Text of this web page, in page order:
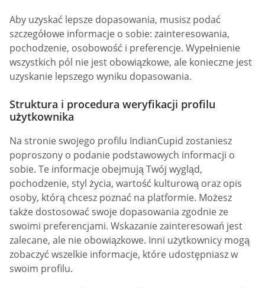
Aby uzyskać lepsze dopasowania, musisz podać
szczegółowe informacje o sobie: zainteresowania,
pochodzenie, osobowość i preferencje. Wypełnienie
wszystkich pól nie jest obowiązkowe, ale konieczne jest
uzyskanie lepszego wyniku dopasowania.
Struktura i procedura weryfikacji profilu
użytkownika
Na stronie swojego profilu IndianCupid zostaniesz
poproszony o podanie podstawowych informacji o
sobie. Te informacje obejmują Twój wygląd,
pochodzenie, styl życia, wartość kulturową oraz opis
osoby, którą chcesz poznać na platformie. Możesz
także dostosować swoje dopasowania zgodnie ze
swoimi preferencjami. Wskazanie zainteresowań jest
zalecane, ale nie obowiązkowe. Inni użytkownicy mogą
zobaczyć wszelkie informacje, które udostępniasz w
swoim profilu.